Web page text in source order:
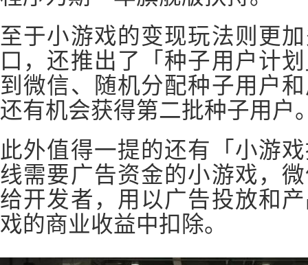
至于小游戏的变现玩法则更
口，还推出了「种子用户计
到微信、随机分配种子用户
还有机会获得第二批种子用户
此外值得一提的还有「小游
线需要广告资金的小游戏，
给开发者，用以广告投放和
戏的商业收益中扣除。